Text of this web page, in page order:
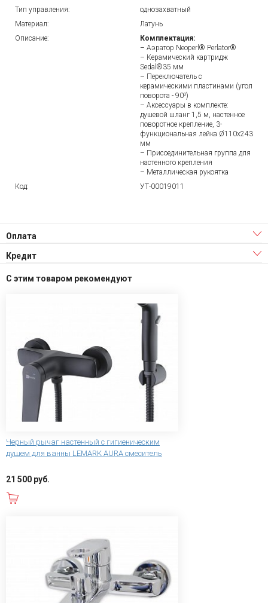
Тип управления:
однозахватный
Материал:
Латунь
Описание:
Комплектация:
– Аэратор Neoperl® Perlator®
– Керамический картридж
Sedal®35 мм
– Переключатель с
керамическими пластинами (угол
поворота - 90⁰)
– Аксессуары в комплекте:
душевой шланг 1,5 м, настенное
поворотное крепление, 3-
функциональная лейка Ø110x243
мм
– Присоединительная группа для
настенного крепления
– Металлическая рукоятка
Код:
УТ-00019011
Оплата
Кредит
С этим товаром рекомендуют
Черный рычаг настенный с гигиеническим
душем для ванны LEMARK AURA смеситель
21 500 руб.